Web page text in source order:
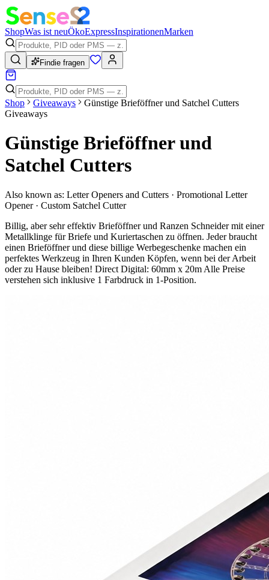
ShopWas ist neuÖkoExpressInspirationenMarken
Findie fragen
Shop Giveaways
Günstige Brieföffner und Satchel Cutters
Giveaways
Günstige Brieföffner und
Satchel Cutters
Also known as: Letter Openers and Cutters · Promotional Letter
Opener · Custom Satchel Cutter
Billig, aber sehr effektiv Brieföffner und Ranzen Schneider mit einer
Metallklinge für Briefe und Kuriertaschen zu öffnen. Jeder braucht
einen Brieföffner und diese billige Werbegeschenke machen ein
perfektes Werkzeug in Ihren Kunden Köpfen, wenn bei der Arbeit
oder zu Hause bleiben! Direct Digital: 60mm x 20m Alle Preise
verstehen sich inklusive 1 Farbdruck in 1-Position.